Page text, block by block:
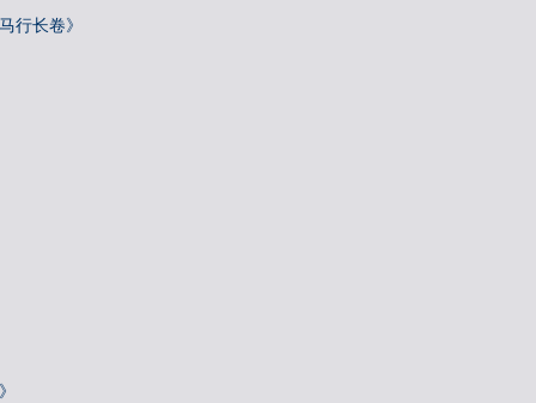
行长卷》